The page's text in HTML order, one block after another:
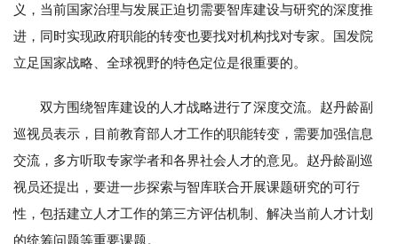
义，当前国家治理与发展正迫切需要智库建设与研究的深度推
进，同时实现政府职能的转变也要找对机构找对专家。国发院
立足国家战略、全球视野的特色定位是很重要的。
双方围绕智库建设的人才战略进行了深度交流。赵丹龄副
巡视员表示，目前教育部人才工作的职能转变，需要加强信息
交流，多方听取专家学者和各界社会人才的意见。赵丹龄副巡
视员还提出，要进一步探索与智库联合开展课题研究的可行
性，包括建立人才工作的第三方评估机制、解决当前人才计划
的统筹问题等重要课题。